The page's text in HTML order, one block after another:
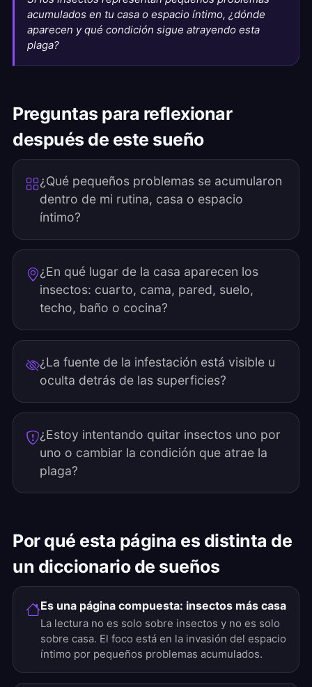
acumulados en tu casa o espacio íntimo, ¿dónde
aparecen y qué condición sigue atrayendo esta
plaga?
Preguntas para reflexionar
después de este sueño
¿Qué pequeños problemas se acumularon
dentro de mi rutina, casa o espacio
íntimo?
¿En qué lugar de la casa aparecen los
insectos: cuarto, cama, pared, suelo,
techo, baño o cocina?
¿La fuente de la infestación está visible u
oculta detrás de las superficies?
¿Estoy intentando quitar insectos uno por
uno o cambiar la condición que atrae la
plaga?
Por qué esta página es distinta de
un diccionario de sueños
Es una página compuesta: insectos más casa
La lectura no es solo sobre insectos y no es solo
sobre casa. El foco está en la invasión del espacio
íntimo por pequeños problemas acumulados.